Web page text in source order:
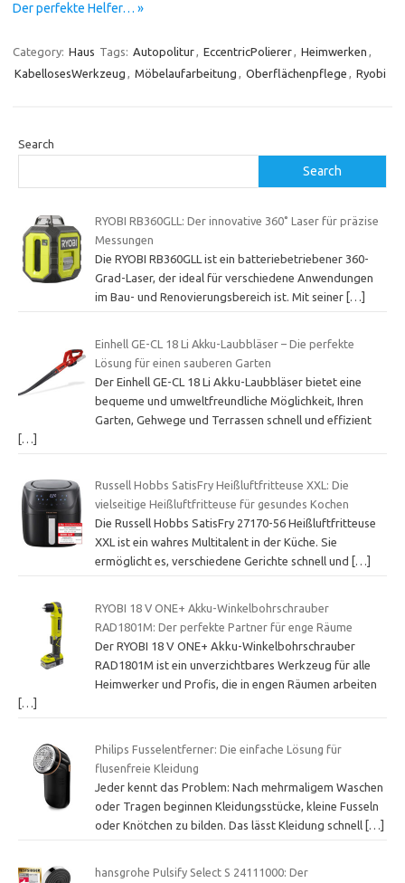
Der perfekte Helfer… »
Category: Haus Tags: Autopolitur, EccentricPolierer, Heimwerken ,
KabellosesWerkzeug , Möbelaufarbeitung , Oberflächenpflege , Ryobi
Search
Search
RYOBI RB360GLL: Der innovative 360˚ Laser für präzise
Messungen
Die RYOBI RB360GLL ist ein batteriebetriebener 360-
Grad-Laser, der ideal für verschiedene Anwendungen
im Bau- und Renovierungsbereich ist. Mit seiner […]
Einhell GE-CL 18 Li Akku-Laubbläser – Die perfekte
Lösung für einen sauberen Garten
Der Einhell GE-CL 18 Li Akku-Laubbläser bietet eine
bequeme und umweltfreundliche Möglichkeit, Ihren
Garten, Gehwege und Terrassen schnell und effizient
[…]
Russell Hobbs SatisFry Heißluftfritteuse XXL: Die
vielseitige Heißluftfritteuse für gesundes Kochen
Die Russell Hobbs SatisFry 27170-56 Heißluftfritteuse
XXL ist ein wahres Multitalent in der Küche. Sie
ermöglicht es, verschiedene Gerichte schnell und
[…]
RYOBI 18 V ONE+ Akku-Winkelbohrschrauber
RAD1801M: Der perfekte Partner für enge Räume
Der RYOBI 18 V ONE+ Akku-Winkelbohrschrauber
RAD1801M ist ein unverzichtbares Werkzeug für alle
Heimwerker und Profis, die in engen Räumen arbeiten
[…]
Philips Fusselentferner: Die einfache Lösung für
flusenfreie Kleidung
Jeder kennt das Problem: Nach mehrmaligem Waschen
oder Tragen beginnen Kleidungsstücke, kleine Fusseln
oder Knötchen zu bilden. Das lässt Kleidung schnell […]
hansgrohe Pulsify Select S 24111000: Der